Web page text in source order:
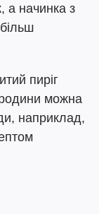
а начинка з
пиріг
можна
наприклад,